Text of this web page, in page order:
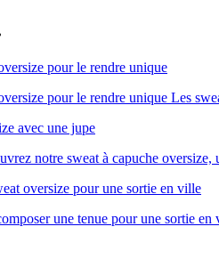
pour le rendre unique
pour le rendre unique Les
avec une jupe
notre sweat à capuche
oversize pour une sortie en ville
une tenue pour une sortie